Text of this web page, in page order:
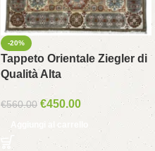
-20%
Tappeto Orientale Ziegler di
Qualità Alta
€560.00 €450.00
Aggiungi al carrello